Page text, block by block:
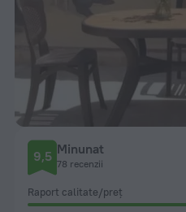
9,5 Minunat
78 recenzii
Raport calitate/preț